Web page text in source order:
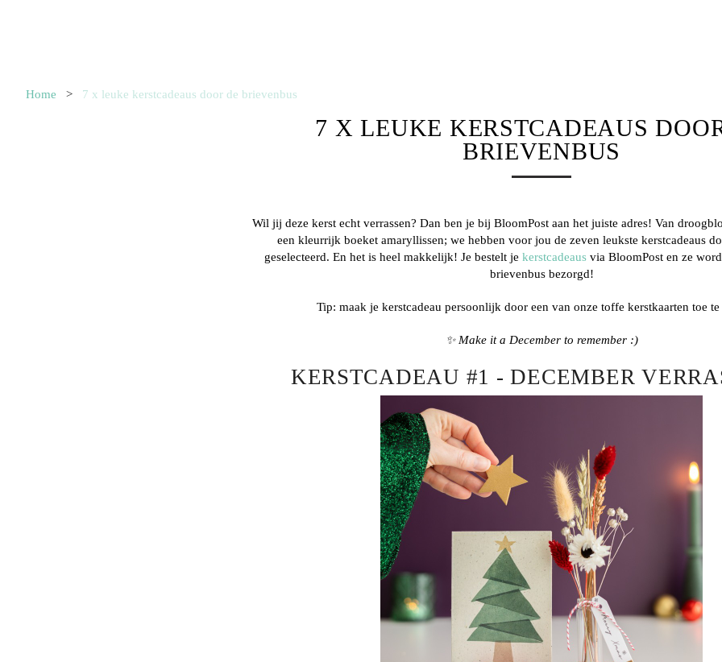
Home > 7 x leuke kerstcadeaus door de brievenbus
7 X LEUKE KERSTCADEAUS
BRIEVENBUS
Wil jij deze kerst echt verrassen? Dan ben je bij BloomPost aan het juiste adres! Van
een kleurrijk boeket amaryllissen; we hebben voor jou de zeven leukste kerstcadeaus
geselecteerd. En het is heel makkelijk! Je bestelt je kerstcadeausvia BloomPost en ze
brievenbus bezorgd!
Tip: maak je kerstcadeau persoonlijk door een van onze toffe kerstkaarten toe
✨ Make it a December to remember :)
KERSTCADEAU #1 - DECEMBER